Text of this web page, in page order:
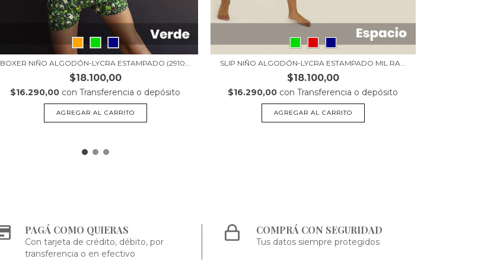
BOXER NIÑO ALGODÓN-LYCRA ESTAMPADO (2910...
$18.100,00
$16.290,00 con Transferencia o depósito
AGREGAR AL CARRITO
SLIP NIÑO ALGODÓN-LYCRA ESTAMPADO MIL RA...
$18.100,00
$16.290,00 con Transferencia o depósito
AGREGAR AL CARRITO
PAGÁ COMO QUIERAS
Con tarjeta de crédito, débito, por
transferencia o en efectivo
COMPRÁ CON SEGURIDAD
Tus datos siempre protegidos